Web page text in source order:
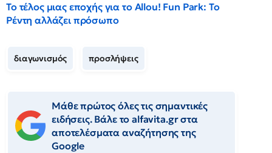
Το τέλος μιας εποχής για το Allou! Fun Park: Το
Ρέντη αλλάζει πρόσωπο
διαγωνισμός προσλήψεις
Μάθε πρώτος όλες τις σημαντικές
ειδήσεις. Βάλε το alfavita.gr στα
αποτελέσματα αναζήτησης της
Google